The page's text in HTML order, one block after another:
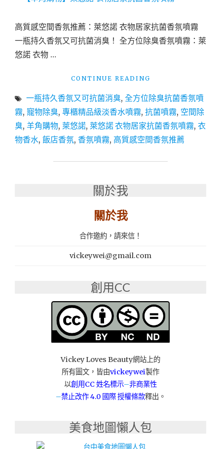
高質感空間香氛推薦：萊悠諾 衣物居家抗菌香氛噴霧
一瓶持久香氛又可抗菌消臭！ 全方位除臭香氛噴霧：萊
悠諾 衣物 …
CONTINUE READING
購
物】
悠
諾
物
一瓶持久香氛又可抗菌消臭, 全方位除臭抗菌香氛噴
霧, 寵物除臭, 專櫃精品級淡香水噴霧, 抗菌噴霧, 空間除
臭, 羊角購物, 萊悠諾, 萊悠諾 衣物居家抗菌香氛噴霧, 衣
物香水, 飯店香氛, 香氛噴霧, 高質感空間香氛推薦
關於我
關於我
合作邀約，請來信！
vickeywei@gmail.com
創用CC
Vickey Loves Beauty網站上的
所有圖文，皆由vickeywei製作
以創用CC 姓名標示–非商業性
–禁止改作4.0 國際 授權條款釋出。
美食地圖懶人包